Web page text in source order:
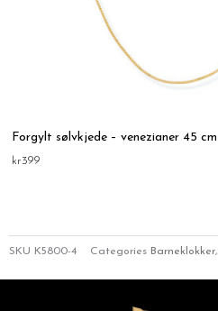
Forgylt sølvkjede – venezianer 45 cm
kr399
SKU K5800-4 Categories Barneklokker,